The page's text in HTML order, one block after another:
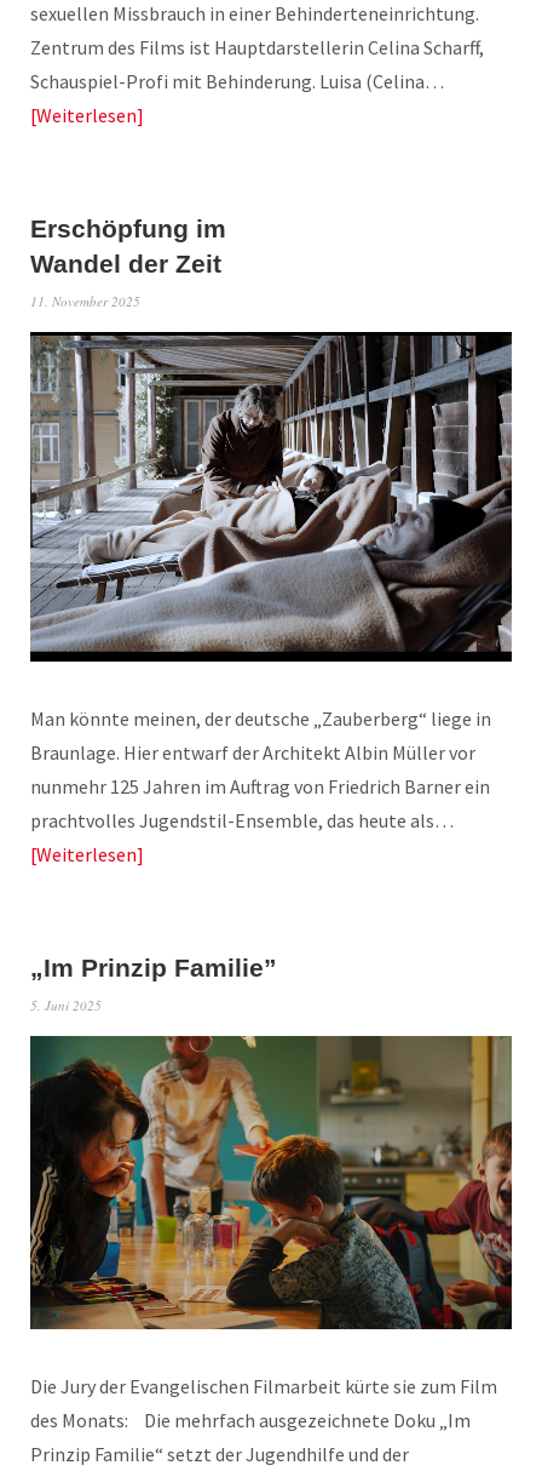
sexuellen Missbrauch in einer Behinderteneinrichtung.
Zentrum des Films ist Hauptdarstellerin Celina Scharff,
Schauspiel-Profi mit Behinderung. Luisa (Celina…
Weiterlesen
Erschöpfung im
Wandel der Zeit
11. November 2025
Man könnte meinen, der deutsche „Zauberberg“ liege in
Braunlage. Hier entwarf der Architekt Albin Müller vor
nunmehr 125 Jahren im Auftrag von Friedrich Barner ein
prachtvolles Jugendstil-Ensemble, das heute als…
Weiterlesen
„Im Prinzip Familie”
5. Juni 2025
Die Jury der Evangelischen Filmarbeit kürte sie zum Film
des Monats: Die mehrfach ausgezeichnete Doku „Im
Prinzip Familie“ setzt der Jugendhilfe und der